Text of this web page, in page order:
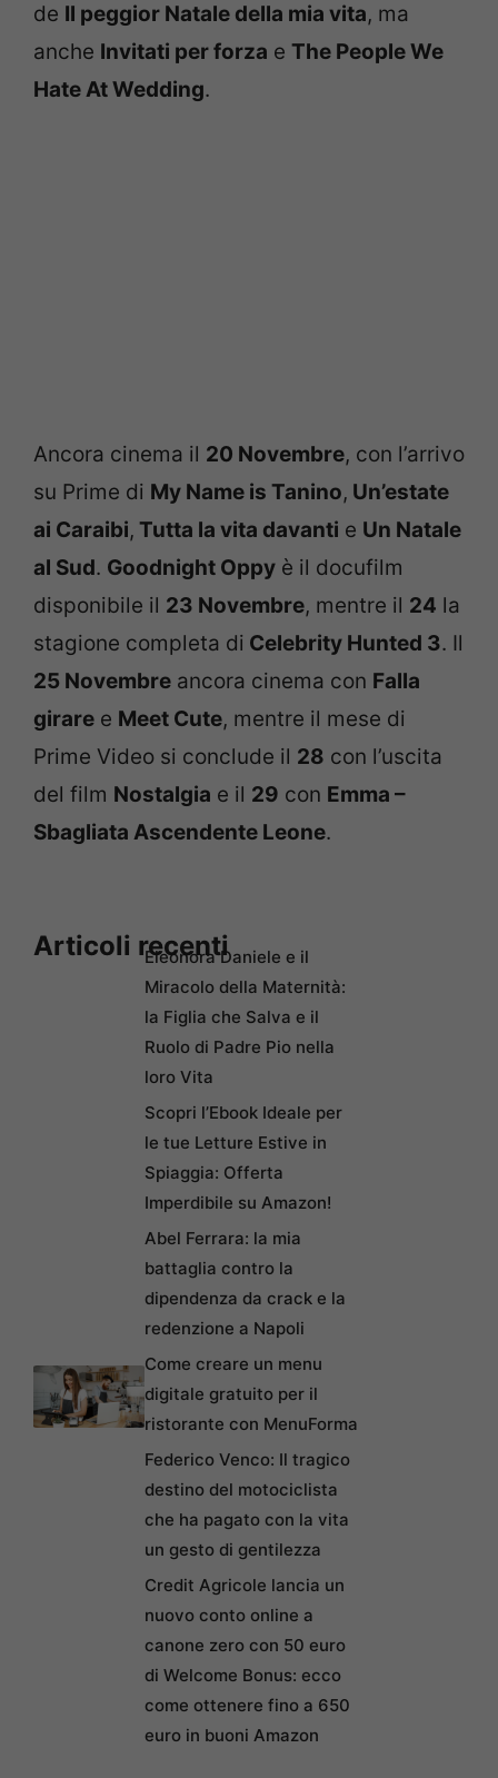
de Il peggior Natale della mia vita, ma
anche Invitati per forza e The People We
Hate At Wedding.
Ancora cinema il 20 Novembre, con l’arrivo
su Prime di My Name is Tanino, Un’estate
ai Caraibi, Tutta la vita davanti e Un Natale
al Sud. Goodnight Oppy è il docufilm
disponibile il 23 Novembre, mentre il 24 la
stagione completa di Celebrity Hunted 3. Il
25 Novembre ancora cinema con Falla
girare e Meet Cute, mentre il mese di
Prime Video si conclude il 28 con l’uscita
del film Nostalgia e il 29 con Emma –
Sbagliata Ascendente Leone.
Articoli recentiEleonora Daniele e il
Miracolo della Maternità:
la Figlia che Salva e il
Ruolo di Padre Pio nella
loro Vita
Scopri l’Ebook Ideale per
le tue Letture Estive in
Spiaggia: Offerta
Imperdibile su Amazon!
Abel Ferrara: la mia
battaglia contro la
dipendenza da crack e la
redenzione a Napoli
Come creare un menu
digitale gratuito per il
ristorante con MenuForma
Federico Venco: Il tragico
destino del motociclista
che ha pagato con la vita
un gesto di gentilezza
Credit Agricole lancia un
nuovo conto online a
canone zero con 50 euro
di Welcome Bonus: ecco
come ottenere fino a 650
euro in buoni Amazon